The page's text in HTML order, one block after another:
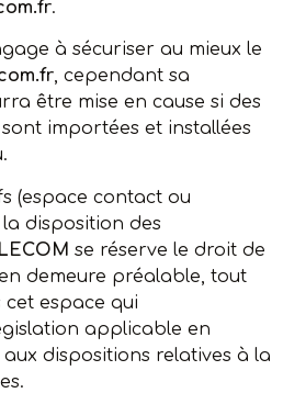
.
à sécuriser au mieux le
, cependant sa
être mise en cause si des
importées et installées
(espace contact ou
disposition des
se réserve le droit de
demeure préalable, tout
espace qui
applicable en
dispositions relatives à la